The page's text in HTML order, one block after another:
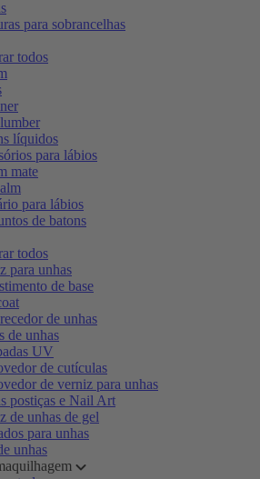
para sobrancelhas
todos
líquidos
para lábios
mate
para lábios
de batons
todos
para unhas
de base
de unhas
de unhas
UV
de cutículas
de verniz para unhas
postiças e Nail Art
de unhas de gel
para unhas
unhas